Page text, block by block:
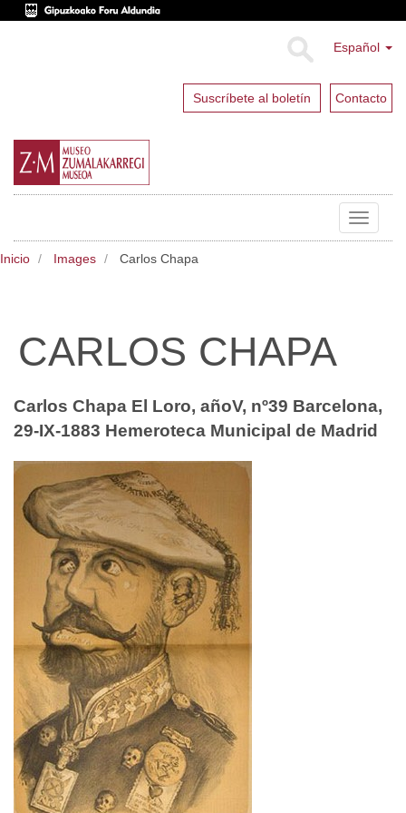
Español
Suscríbete al boletín Contacto
Toggle
Inicio Images Carlos Chapa
CARLOS CHAPA
Carlos Chapa El Loro, añoV, nº39 Barcelona,
29-IX-1883 Hemeroteca Municipal de Madrid